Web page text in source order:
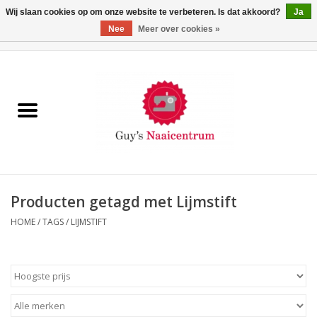
Machines
Paspoppen
Opbergsystemen
Producten getagd met Lijmstift
HOME/TAGS/ LIJMSTIFT
Wij slaan cookies op om onze website te verbeteren. Is dat akkoord?
Ja
Nee
Meer over cookies »